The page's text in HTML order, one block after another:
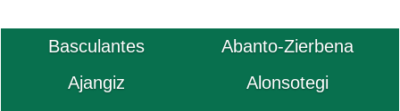
Basculantes
Abanto-Zierbena
Ajangiz
Alonsotegi